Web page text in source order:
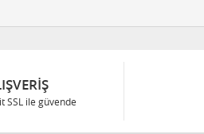
SSL ile güvende